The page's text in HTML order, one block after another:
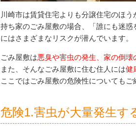
川崎市は賃貸住宅よりも分譲住宅のほ
持ち家のごみ屋敷の場合、「誰にも迷
にはさまざまなリスクが潜んでいます。
ごみ屋敷は悪臭や害虫の発生、家の倒壊
また、そんなごみ屋敷に住む住人には健
ここではごみ屋敷の危険性についてもご
危険1.害虫が大量発生す